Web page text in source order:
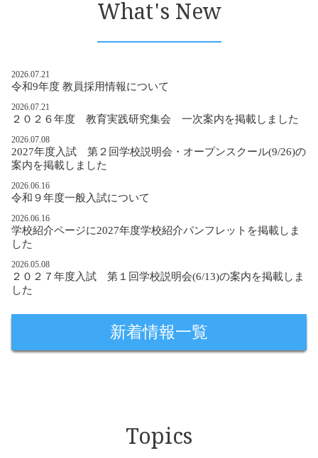
What's New
2026.07.21
令和9年度 教員採用情報について
2026.07.21
２０２６年度 教育実践研究集会 一次案内を掲載しました
2026.07.08
2027年度入試 第２回学校説明会・オープンスクール(9/26)の
案内を掲載しました
2026.06.16
令和９年度一般入試について
2026.06.16
学校紹介ページに2027年度学校紹介パンフレットを掲載しま
した
2026.05.08
２０２７年度入試 第１回学校説明会(6/13)の案内を掲載しま
した
新着情報一覧
Topics